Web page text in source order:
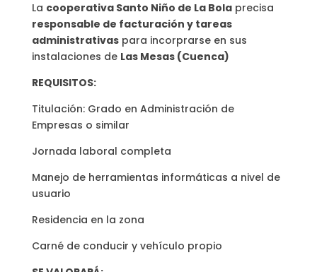
La cooperativa Santo Niño de La Bolaprecisa
responsable de facturación y tareas
administrativaspara incorprarse en sus
instalaciones de Las Mesas (Cuenca)
REQUISITOS:
Titulación: Grado en Administración de
Empresas o similar
Jornada laboral completa
Manejo de herramientas informáticas a nivel de
usuario
Residencia en la zona
Carné de conducir y vehículo propio